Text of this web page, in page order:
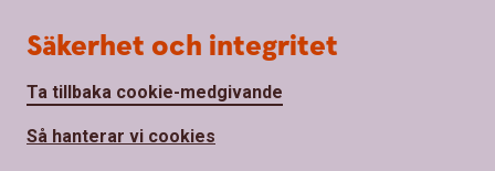
Säkerhet och integritet
Ta tillbaka cookie-medgivande
Så hanterar vi cookies